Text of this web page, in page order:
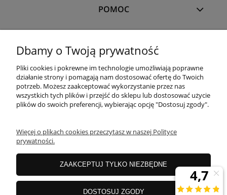
POMOC
PŁATNOŚCI I DOSTAWA
OFERTA
| ul. Przemysłowa 11a, Koszalin 75-216, woj.
Dbamy o Twoją prywatność
Pliki cookies i pokrewne im technologie umożliwiają poprawne
działanie strony i pomagają nam dostosować ofertę do Twoich
potrzeb. Możesz zaakceptować wykorzystanie przez nas
wszystkich tych plików i przejść do sklepu lub dostosować użycie
plików do swoich preferencji, wybierając opcję "Dostosuj zgody".
Więcej o plikach cookies przeczytasz w naszej Polityce
prywatności.
ZAAKCEPTUJ TYLKO NIEZBĘDNE
DOSTOSUJ ZGODY